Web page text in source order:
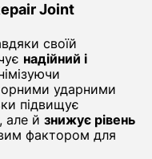
Joint
своїй
надійний і
ударними
підвищує
але й знижує рівень
фактором для